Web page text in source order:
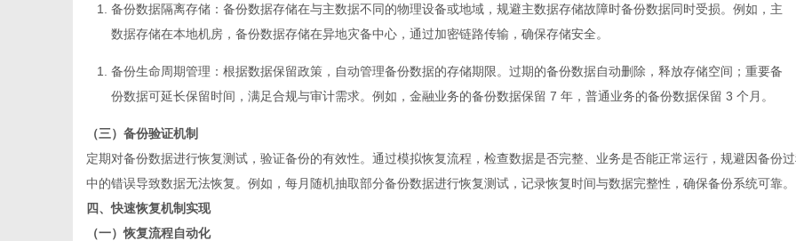
备份数据隔离存储 ：备份数据存储在与主数据不同的物理设备或地域，规避主数据存储故障时备份数据同时受损。例如，主
数据存储在本地机房，备份数据存储在异地灾备中心，通过加密链路传输，确保存储安全。
备份生命周期管理 ：根据数据保留政策，自动管理备份数据的存储期限。过期的备份数据自动删除，释放存储空间；重要备
份数据可延长保留时间，满足合规与审计需求。例如，金融业务的备份数据保留 7 年，普通业务的备份数据保留 3 个月。
（三）备份验证机制
定期对备份数据进行恢复测试，验证备份的有效性。通过模拟恢复流程，检查数据是否完整、业务是否能正常运行，规避因备份
中的错误导致数据无法恢复。例如，每月随机抽取部分备份数据进行恢复测试，记录恢复时间与数据完整性，确保备份系统可靠。
四、快速恢复机制实现
（一）恢复流程自动化